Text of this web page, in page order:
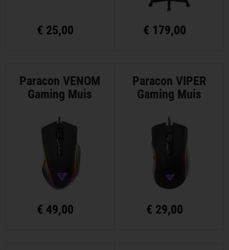
€ 25,00 € 179,00
Paracon VENOM
Gaming Muis
€ 49,00
Paracon VIPER
Gaming Muis
€ 29,00